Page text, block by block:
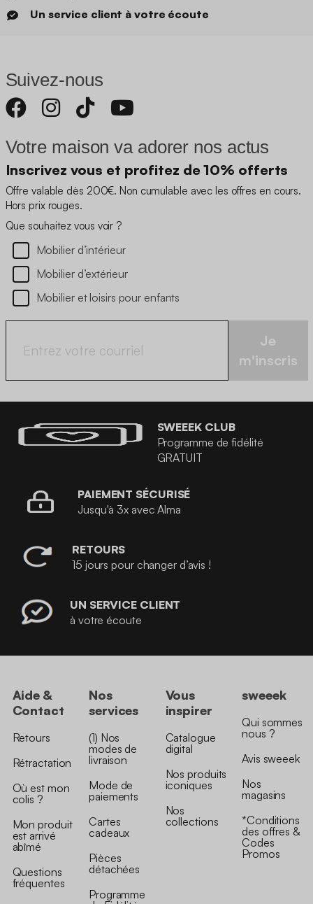
Un service client à votre écoute
Suivez-nous
Votre maison va adorer nos actus
Inscrivez vous et profitez de 10% offerts
Offre valable dès 200€. Non cumulable avec les offres en cours.
Hors prix rouges.
Que souhaitez vous voir ?
Mobilier d’intérieur
Mobilier d’extérieur
Mobilier et loisirs pour enfants
Je
m'inscris
SWEEEK CLUB
Programme de fidélité
GRATUIT
PAIEMENT SÉCURISÉ
Jusqu'à 3x avec Alma
RETOURS
15 jours pour changer d’avis !
UN SERVICE CLIENT
à votre écoute
Aide &
Contact
Retours
Rétractation
Où est mon
colis ?
Mon produit
est arrivé
abîmé
Questions
fréquentes
Nos
services
(1) Nos
modes de
livraison
Mode de
paiements
Cartes
cadeaux
Pièces
détachées
Programme
Vous
inspirer
Catalogue
digital
Nos produits
iconiques
Nos
collections
sweeek
Qui sommes
nous ?
Avis sweeek
Nos
magasins
*Conditions
des offres &
Codes
Promos